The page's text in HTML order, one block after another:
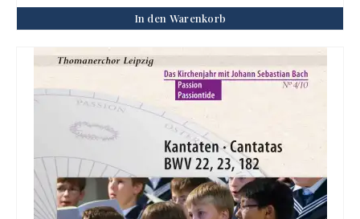
In den Warenkorb